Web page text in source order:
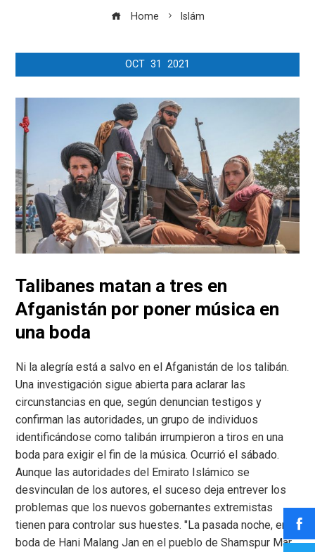
Home Islám
OCT 31 2021
Talibanes matan a tres en
Afganistán por poner música en
una boda
Ni la alegría está a salvo en el Afganistán de los talibán.
Una investigación sigue abierta para aclarar las
circunstancias en que, según denuncian testigos y
confirman las autoridades, un grupo de individuos
identificándose como talibán irrumpieron a tiros en una
boda para exigir el fin de la música. Ocurrió el sábado.
Aunque las autoridades del Emirato Islámico se
desvinculan de los autores, el suceso deja entrever los
problemas que los nuevos gobernantes extremistas
tienen para controlar sus huestes. "La pasada noche, en la
boda de Hani Malang Jan en el pueblo de Shamspur Mar